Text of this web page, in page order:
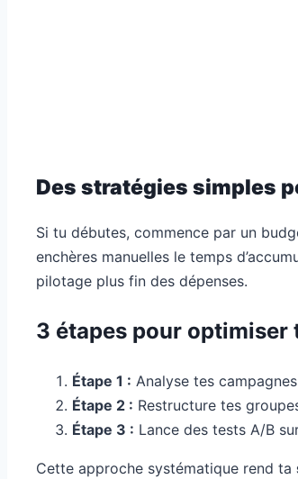
Des stratégies simples
Si tu débutes, commence par un
enchères manuelles le temps
pilotage plus fin des dépenses.
3 étapes pour
Étape 1 : Analyse tes
Étape 2 : Restructure tes
Étape 3 : Lance des tests A/B
Cette approche systématique rend ta